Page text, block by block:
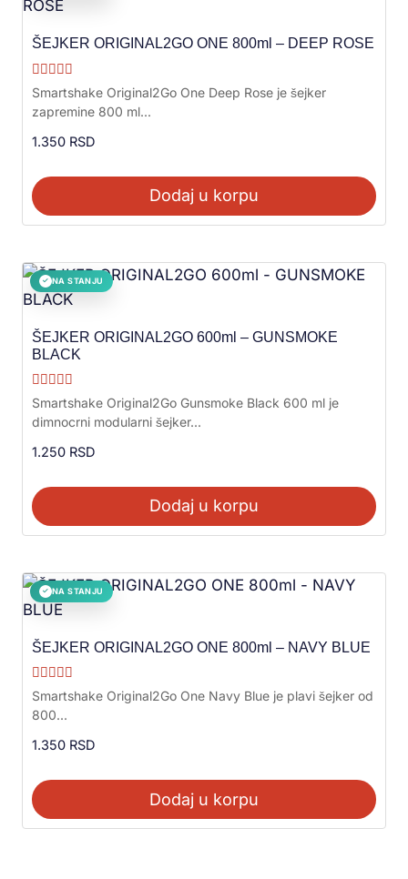
ŠEJKER ORIGINAL2GO ONE 800ml – DEEP ROSE
Ocenjeno sa
5.00
od 5
Smartshake Original2Go One Deep Rose je šejker
zapremine 800 ml...
1.350 RSD
Dodaj u korpu
✓ NA STANJU
ŠEJKER ORIGINAL2GO 600ml – GUNSMOKE
BLACK
Ocenjeno sa
5.00
od 5
Smartshake Original2Go Gunsmoke Black 600 ml je
dimnocrni modularni šejker...
1.250 RSD
Dodaj u korpu
✓ NA STANJU
ŠEJKER ORIGINAL2GO ONE 800ml – NAVY BLUE
Ocenjeno sa
5.00
od 5
Smartshake Original2Go One Navy Blue je plavi šejker od
800...
1.350 RSD
Dodaj u korpu